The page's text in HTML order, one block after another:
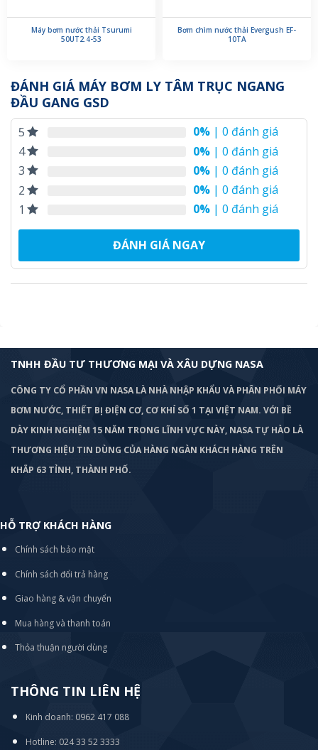
Máy bơm nước thải Tsurumi
50UT2.4-53
Bơm chìm nước thải Evergush EF-
10TA
ĐÁNH GIÁ MÁY BƠM LY TÂM TRỤC NGANG
ĐẦU GANG GSD
5 0% | 0 đánh giá
4
0% | 0 đánh giá
3
0% | 0 đánh giá
2
0% | 0 đánh giá
1
0% | 0 đánh giá
ĐÁNH GIÁ NGAY
TNHH ĐẦU TƯ THƯƠNG MẠI VÀ XÂU DỰNG NASA
CÔNG TY CỔ PHẦN VN NASA LÀ NHÀ NHẬP KHẨU VÀ PHÂN PHỐI MÁY
BƠM NƯỚC, THIẾT BỊ ĐIỆN CƠ, CƠ KHÍ SỐ 1 TẠI VIỆT NAM. VỚI BỀ
DÀY KINH NGHIỆM 15 NĂM TRONG LĨNH VỰC NÀY, NASA TỰ HÀO LÀ
THƯƠNG HIỆU TIN DÙNG CỦA HÀNG NGÀN KHÁCH HÀNG TRÊN
KHẮP 63 TỈNH, THÀNH PHỐ.
HỖ TRỢ KHÁCH HÀNG
Chính sách bảo mật
Chính sách đổi trả hàng
Giao hàng & vận chuyển
Mua hàng và thanh toán
Thỏa thuận người dùng
THÔNG TIN LIÊN HỆ
Kinh doanh: 0962 417 088
Hotline: 024 33 52 3333